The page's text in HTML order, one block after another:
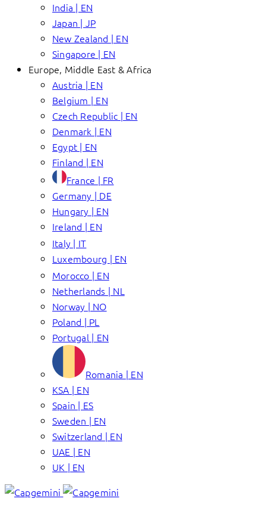
India | EN
Japan | JP
New Zealand | EN
Singapore | EN
Europe, Middle East & Africa
Austria | EN
Belgium | EN
Czech Republic | EN
Denmark | EN
Egypt | EN
Finland | EN
France | FR
Germany | DE
Hungary | EN
Ireland | EN
Italy | IT
Luxembourg | EN
Morocco | EN
Netherlands | NL
Norway | NO
Poland | PL
Portugal | EN
Romania | EN
KSA | EN
Spain | ES
Sweden | EN
Switzerland | EN
UAE | EN
UK | EN